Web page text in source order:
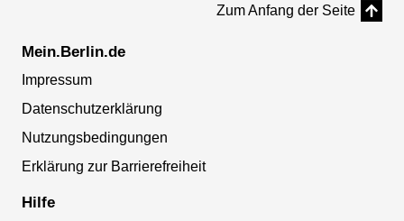
Zum Anfang der Seite
Mein.Berlin.de
Impressum
Datenschutzerklärung
Nutzungsbedingungen
Erklärung zur Barrierefreiheit
Hilfe